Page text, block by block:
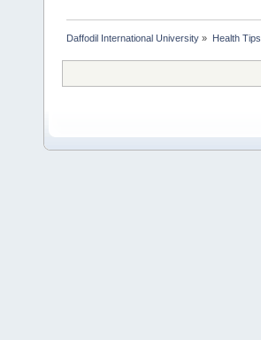
Daffodil International University » Health Tips